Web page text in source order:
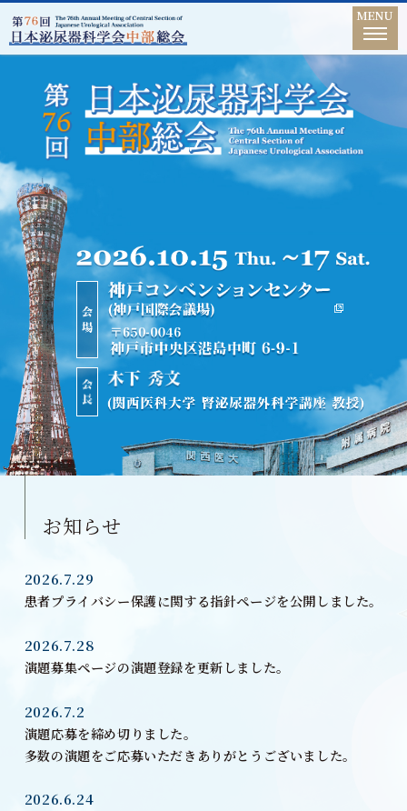
お知らせ
2026.7.29
患者プライバシー保護に関する指針ページを公開しました。
2026.7.28
演題募集ページの演題登録を更新しました。
2026.7.2
演題応募を締め切りました。
多数の演題をご応募いただきありがとうございました。
2026.6.24